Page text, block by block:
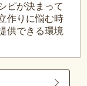
ピが決まって
作りに悩む時
供できる環境